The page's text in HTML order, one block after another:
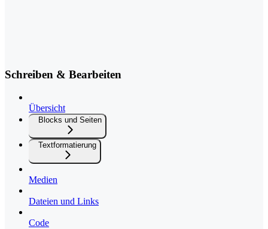
Schreiben & Bearbeiten
Übersicht
Blocks und Seiten
Textformatierung
Medien
Dateien und Links
Code